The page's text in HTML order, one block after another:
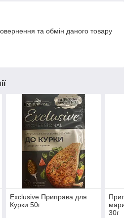
та обмін даного товару
Exclusive Приправа для
Курки 50г
30г